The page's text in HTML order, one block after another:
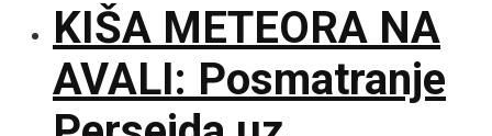
KIŠA METEORA NA
AVALI: Posmatranje